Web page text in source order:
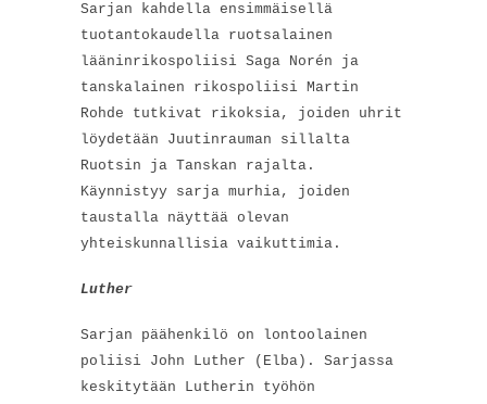
Sarjan kahdella ensimmäisellä
tuotantokaudella ruotsalainen
lääninrikospoliisi Saga Norén ja
tanskalainen rikospoliisi Martin
Rohde tutkivat rikoksia, joiden uhrit
löydetään Juutinrauman sillalta
Ruotsin ja Tanskan rajalta.
Käynnistyy sarja murhia, joiden
taustalla näyttää olevan
yhteiskunnallisia vaikuttimia.
Luther
Sarjan päähenkilö on lontoolainen
poliisi John Luther (Elba). Sarjassa
keskitytään Lutherin työhön